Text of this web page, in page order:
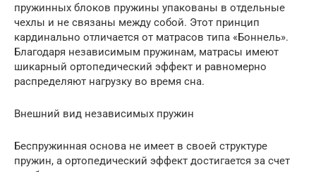
пружинных блоков пружины упакованы в отдельные
чехлы и не связаны между собой. Этот принцип
кардинально отличается от матрасов типа «Боннель».
Благодаря независимым пружинам, матрасы имеют
шикарный ортопедический эффект и равномерно
распределяют нагрузку во время сна.
Внешний вид независимых пружин
Беспружинная основа не имеет в своей структуре
пружин, а ортопедический эффект достигается за счет